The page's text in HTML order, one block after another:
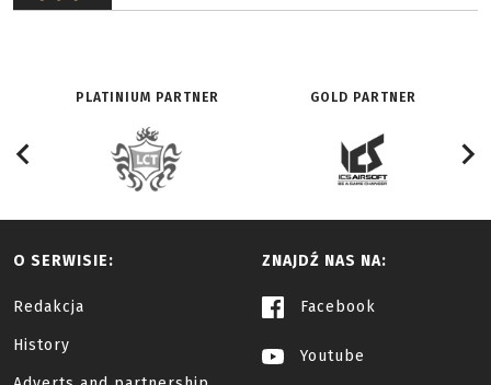
PLATINIUM PARTNER GOLD PARTNER
O SERWISIE:
Redakcja
History
ZNAJDŹ NAS NA:
Facebook
Youtube